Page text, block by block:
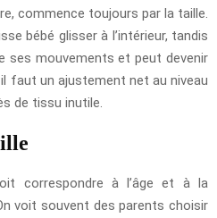
commence toujours par la taille.
bébé glisser à l’intérieur, tandis
ses mouvements et peut devenir
faut un ajustement net au niveau
de tissu inutile.
correspondre à l’âge et à la
voit souvent des parents choisir